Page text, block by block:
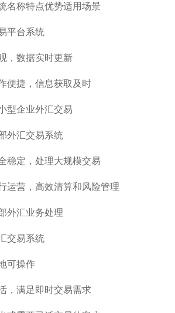
名称特点优势适用场景
平台系统
，数据实时更新
便捷，信息获取及时
型企业外汇交易
外汇交易系统
稳定，处理大规模交易
运营，高效清算和风险管理
外汇业务处理
交易系统
可操作
，满足即时交易需求